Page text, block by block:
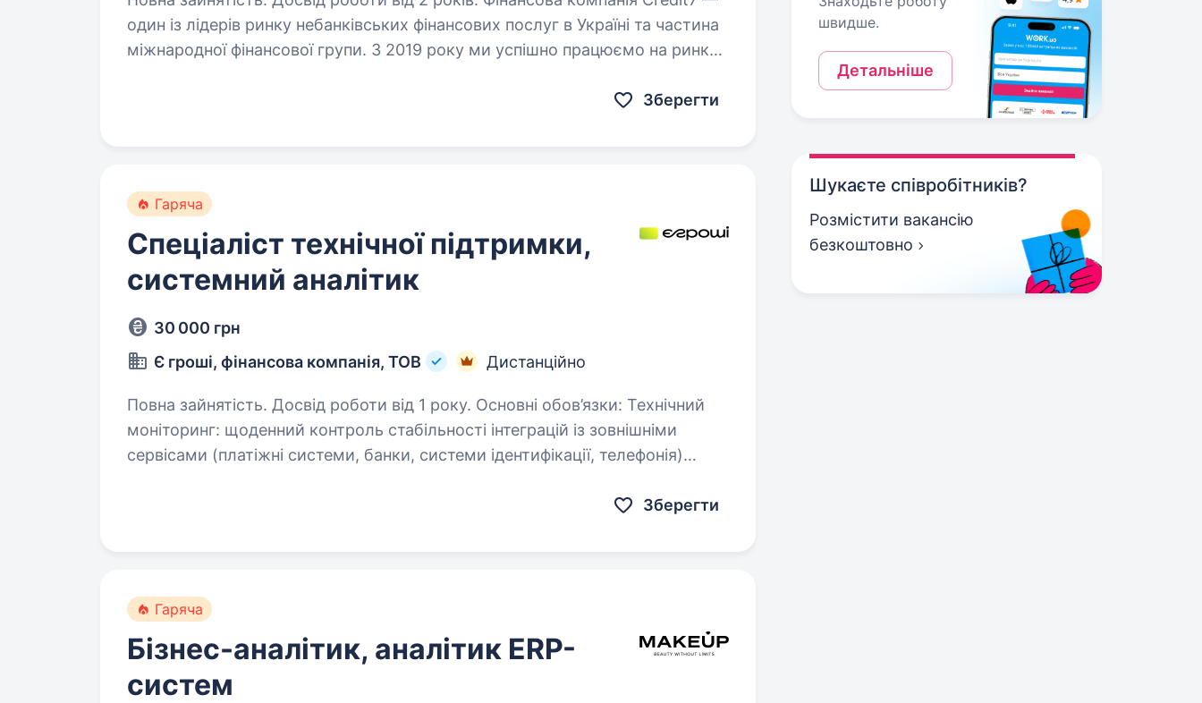
один із лідерів ринку небанківських фінансових послуг в Україні та частина
міжнародної фінансової групи. З 2019 року ми успішно працюємо на ринку,
Зберегти
Гаряча
Спеціаліст технічної підтримки,
системний аналітик
30 000 грн
Є гроші, фінансова компанія, ТОВ
Дистанційно
Повна зайнятість. Досвід роботи від 1 року. Основні обов’язки: Технічний
моніторинг: щоденний контроль стабільності інтеграцій із зовнішніми
сервісами (платіжні системи, банки, системи ідентифікації, телефонія)
Зберегти
Гаряча
Бізнес-аналітик, аналітик ERP-
систем
швидше.
Детальніше
Шукаєте співробітників?
Розмістити вакансію
безкоштовно